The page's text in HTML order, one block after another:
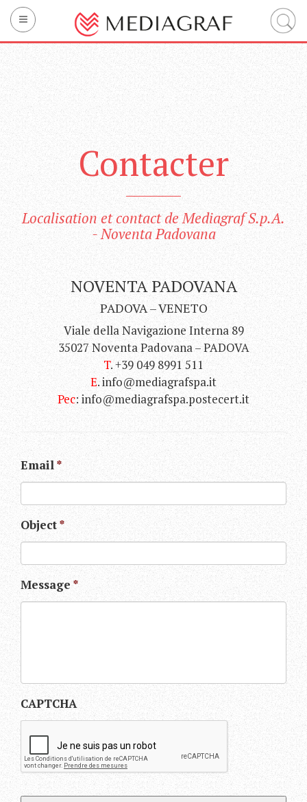
La société
Impression
Technology
Sustainability
Services intégrés
Contacter
IT EN FR
Contacter
Localisation et contact de Mediagraf S.p.A.
- Noventa Padovana
NOVENTA PADOVANA
PADOVA – VENETO
Viale della Navigazione Interna 89
35027 Noventa Padovana – PADOVA
T. +39 049 8991 511
E. info@mediagrafspa.it
Pec: info@mediagrafspa.postecert.it
Email*
Object*
Message *
CAPTCHA